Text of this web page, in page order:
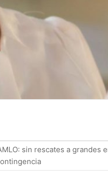
sin rescates a grandes